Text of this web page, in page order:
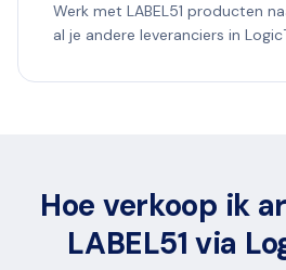
Werk met LABEL51 producten
al je andere leveranciers in
Hoe verkoop ik
LABEL51 via